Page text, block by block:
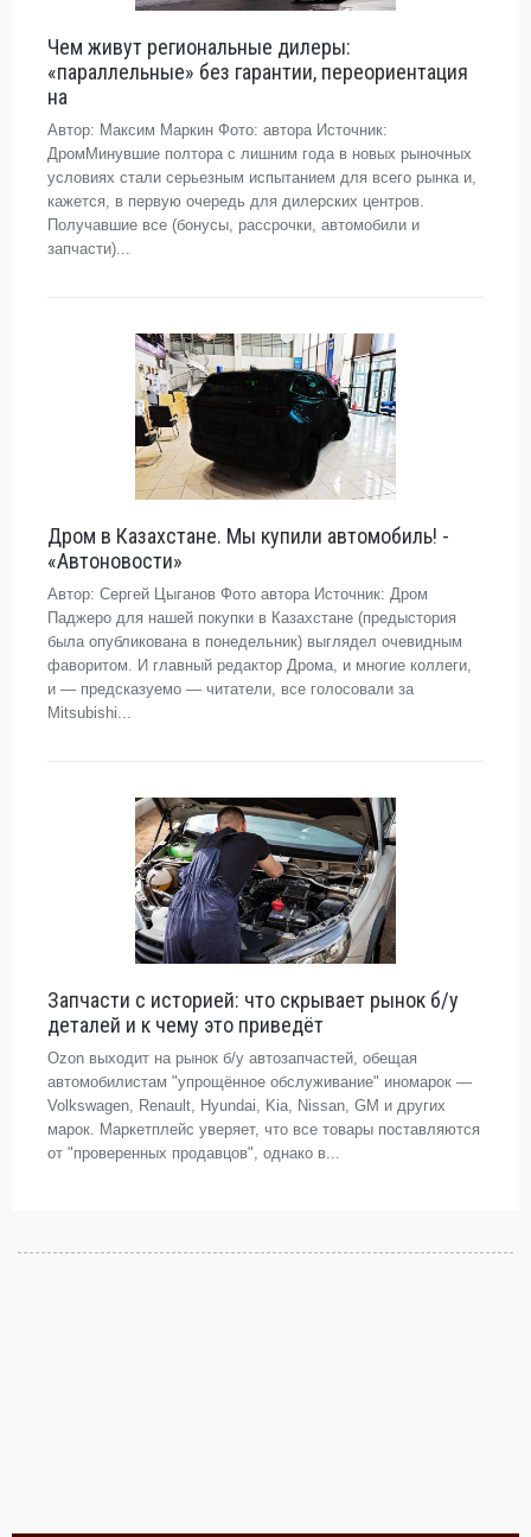
Чем живут региональные дилеры:
«параллельные» без гарантии, переориентация
на
Автор: Максим Маркин Фото: автора Источник:
ДромМинувшие полтора с лишним года в новых рыночных
условиях стали серьезным испытанием для всего рынка и,
кажется, в первую очередь для дилерских центров.
Получавшие все (бонусы, рассрочки, автомобили и
запчасти)...
Дром в Казахстане. Мы купили автомобиль! -
«Автоновости»
Автор: Сергей Цыганов Фото автора Источник: Дром
Паджеро для нашей покупки в Казахстане (предыстория
была опубликована в понедельник) выглядел очевидным
фаворитом. И главный редактор Дрома, и многие коллеги,
и — предсказуемо — читатели, все голосовали за
Mitsubishi...
Запчасти с историей: что скрывает рынок б/у
деталей и к чему это приведёт
Ozon выходит на рынок б/у автозапчастей, обещая
автомобилистам "упрощённое обслуживание" иномарок —
Volkswagen, Renault, Hyundai, Kia, Nissan, GM и других
марок. Маркетплейс уверяет, что все товары поставляются
от "проверенных продавцов", однако в...